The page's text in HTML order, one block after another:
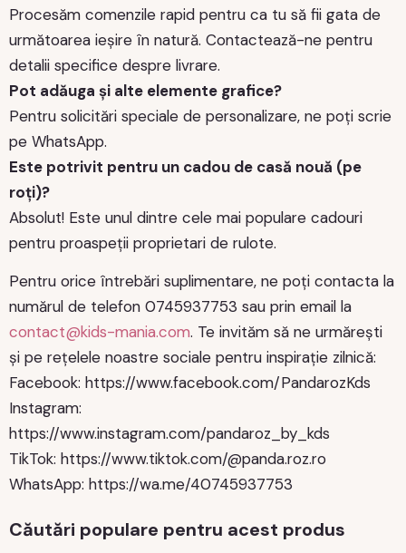
Procesăm comenzile rapid pentru ca tu să fii gata de
următoarea ieșire în natură. Contactează-ne pentru
detalii specifice despre livrare.
Pot adăuga și alte elemente grafice?
Pentru solicitări speciale de personalizare, ne poți scrie
pe WhatsApp.
Este potrivit pentru un cadou de casă nouă (pe
roți)?
Absolut! Este unul dintre cele mai populare cadouri
pentru proaspeții proprietari de rulote.
Pentru orice întrebări suplimentare, ne poți contacta la
numărul de telefon 0745937753 sau prin email la
contact@kids-mania.com. Te invităm să ne urmărești
și pe rețelele noastre sociale pentru inspirație zilnică:
Facebook: https://www.facebook.com/PandarozKds
Instagram:
https://www.instagram.com/pandaroz_by_kds
TikTok: https://www.tiktok.com/@panda.roz.ro
WhatsApp: https://wa.me/40745937753
Căutări populare pentru acest produs